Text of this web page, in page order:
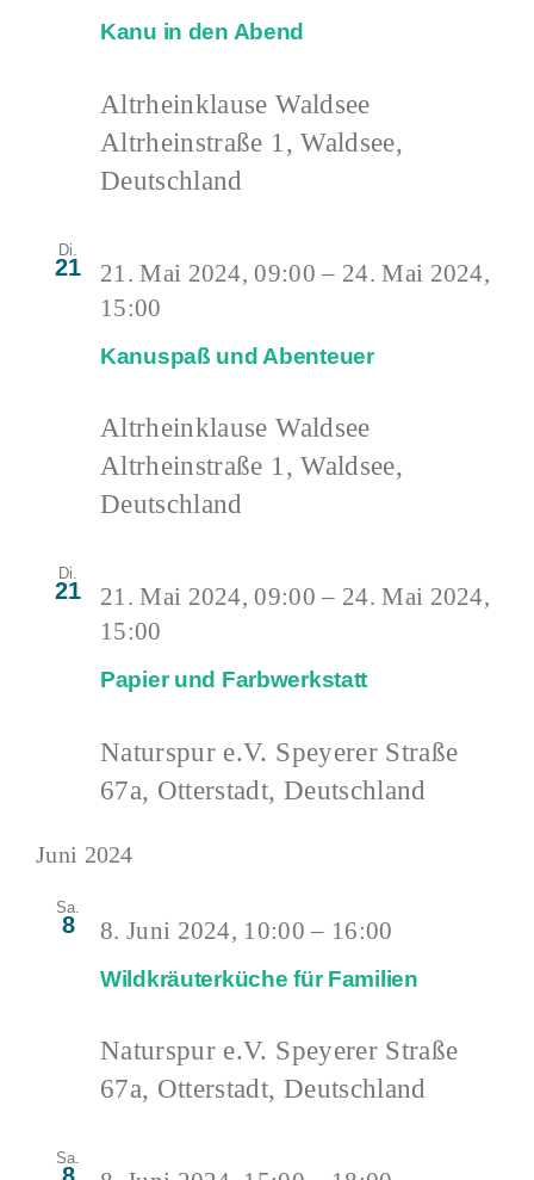
Kanu in den Abend
Altrheinklause Waldsee
Altrheinstraße 1, Waldsee,
Deutschland
Di.
21
Kanuspaß und Abenteuer
21. Mai 2024, 09:00 – 24. Mai 2024,
15:00
Altrheinklause Waldsee
Altrheinstraße 1, Waldsee,
Deutschland
Di.
21
Papier und Farbwerkstatt
21. Mai 2024, 09:00 – 24. Mai 2024,
15:00
Naturspur e.V. Speyerer Straße
67a, Otterstadt, Deutschland
Juni 2024
Sa.
8
Wildkräuterküche für Familien
8. Juni 2024, 10:00 – 16:00
Naturspur e.V. Speyerer Straße
67a, Otterstadt, Deutschland
Sa.